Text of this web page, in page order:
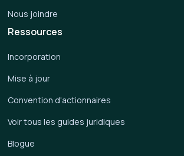
Ressources
Incorporation
Mise à jour
Convention d'actionnaires
Voir tous les guides juridiques
Blogue
Nous joindre